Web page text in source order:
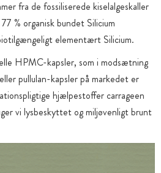
fra de fossiliserede kiselalgeskaller
% organisk bundet Silicium
elementært Silicium.
HPMC-kapsler, som i modsætning
pullulan-kapsler på markedet er
hjælpestoffer carrageen
vi lysbeskyttet og miljøvenligt brunt